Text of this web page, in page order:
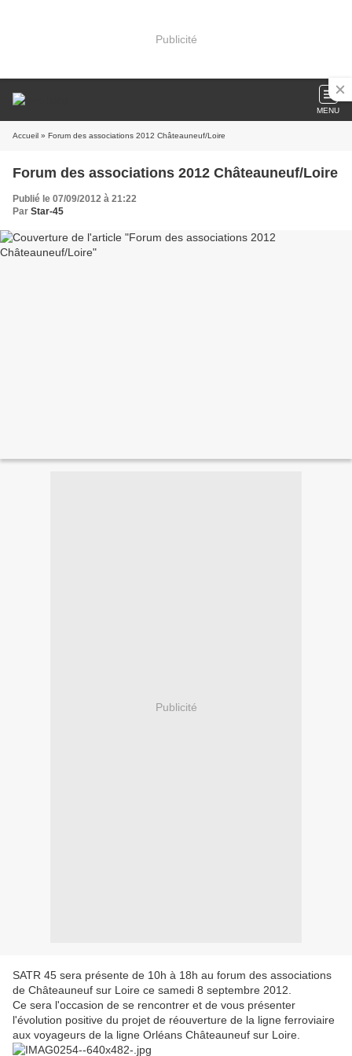
Publicité
MENU
Accueil » Forum des associations 2012 Châteauneuf/Loire
Forum des associations 2012 Châteauneuf/Loire
Publié le 07/09/2012 à 21:22
Par Star-45
Publicité
SATR 45 sera présente de 10h à 18h au forum des associations
de Châteauneuf sur Loire ce samedi 8 septembre 2012.
Ce sera l'occasion de se rencontrer et de vous présenter
l'évolution positive du projet de réouverture de la ligne ferroviaire
aux voyageurs de la ligne Orléans Châteauneuf sur Loire.